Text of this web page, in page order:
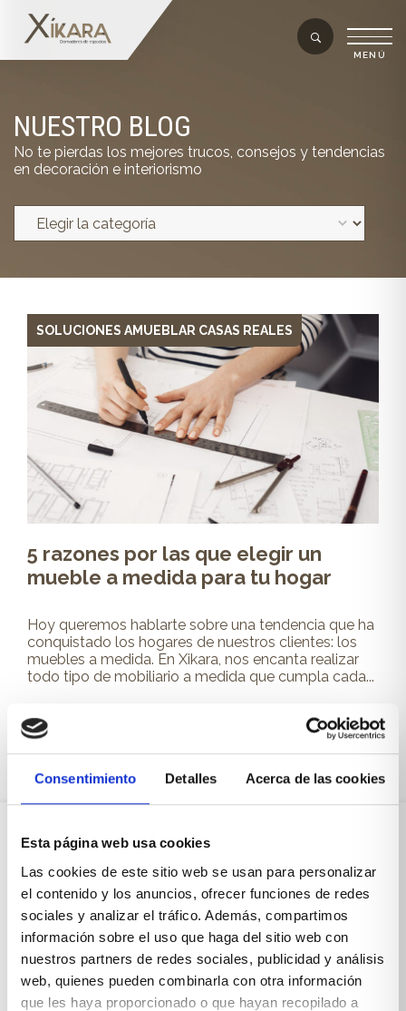
Consentimiento Detalles Acerca de las cookies
Esta página web usa cookies
Las cookies de este sitio web se usan para personalizar
el contenido y los anuncios, ofrecer funciones de redes
sociales y analizar el tráfico. Además, compartimos
información sobre el uso que haga del sitio web con
nuestros partners de redes sociales, publicidad y análisis
web, quienes pueden combinarla con otra información
que les haya proporcionado o que hayan recopilado a
NUESTRO BLOG
No te pierdas los mejores trucos, consejos y tendencias
en decoración e interiorismo
SOLUCIONES AMUEBLAR CASAS REALES
5 razones por las que elegir un
mueble a medida para tu hogar
Hoy queremos hablarte sobre una tendencia que ha
conquistado los hogares de nuestros clientes: los
muebles a medida. En Xikara, nos encanta realizar
todo tipo de mobiliario a medida que cumpla cada...
Sobre Xíkara
Inicio
Blog
Reseñas Google